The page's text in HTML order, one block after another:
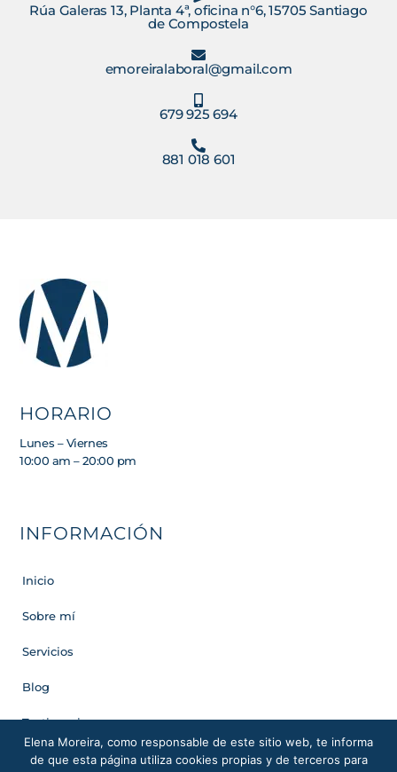
Rúa Galeras 13, Planta 4ª, oficina n°6, 15705 Santiago
de Compostela
emoreiralaboral@gmail.com
679 925 694
881 018 601
HORARIO
Lunes – Viernes
10:00 am – 20:00 pm
INFORMACIÓN
Inicio
Sobre mí
Servicios
Blog
Testimonios
Elena Moreira, como responsable de este sitio web, te informa
de que esta página utiliza cookies propias y de terceros para